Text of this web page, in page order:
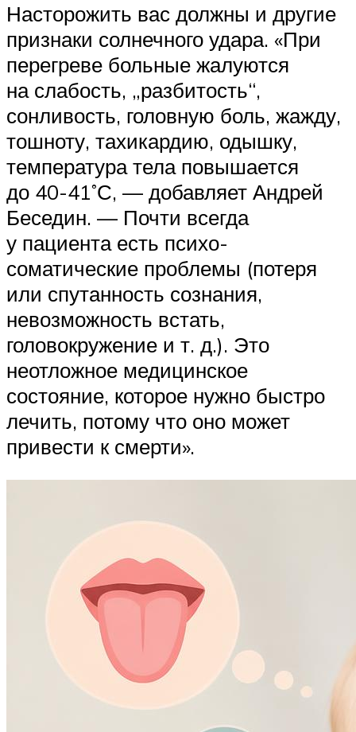
Насторожить вас должны и другие
признаки солнечного удара. «При
перегреве больные жалуются
на слабость, „разбитость“,
сонливость, головную боль, жажду,
тошноту, тахикардию, одышку,
температура тела повышается
до 40-41˚С, — добавляет Андрей
Беседин. — Почти всегда
у пациента есть психо-
соматические проблемы (потеря
или спутанность сознания,
невозможность встать,
головокружение и т. д.). Это
неотложное медицинское
состояние, которое нужно быстро
лечить, потому что оно может
привести к смерти».